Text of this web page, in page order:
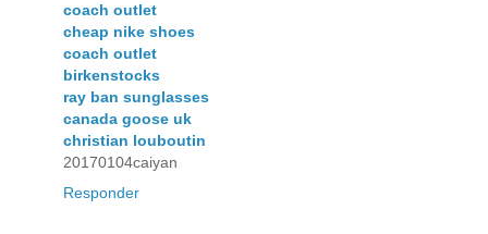
coach outlet
cheap nike shoes
coach outlet
birkenstocks
ray ban sunglasses
canada goose uk
christian louboutin
20170104caiyan
Responder